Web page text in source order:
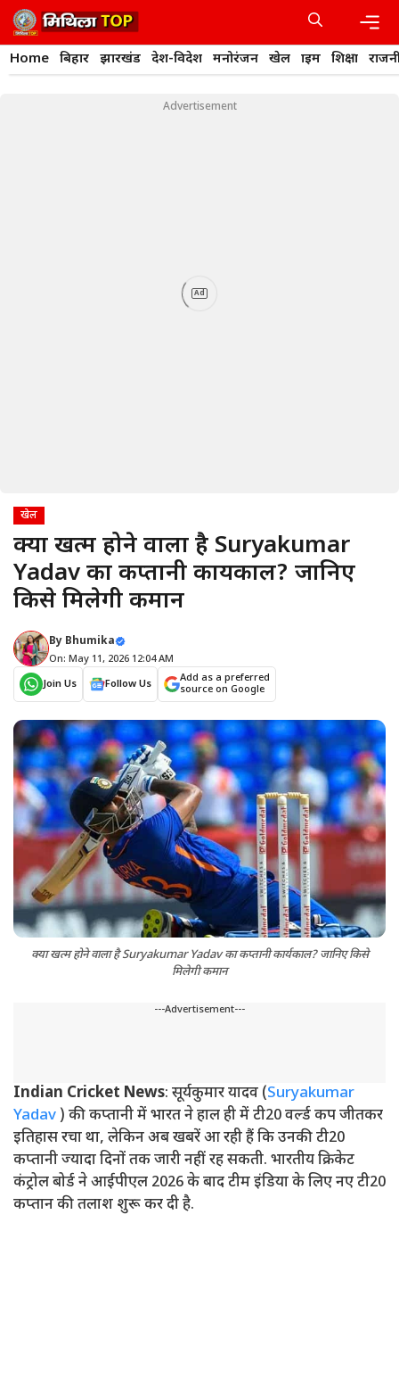
Skip
to
content
Home बिहार झारखंड देश-विदेश मनोरंजन खेल क्राइम शिक्षा
Advertisement
Ad
खेल
क्या खत्म होने वाला है Suryakumar
Yadav का कप्तानी कार्यकाल? जानिए
किसे मिलेगी कमान
By Bhumika
On: May 11, 2026 12:04 AM
Join Us
Follow Us
Add as a preferred
source on Google
क्या खत्म होने वाला है Suryakumar Yadav का कप्तानी कार्यकाल? जानिए किसे
मिलेगी कमान
---Advertisement---
Indian Cricket News: सूर्यकुमार यादव (Suryakumar
Yadav ) की कप्तानी में भारत ने हाल ही में टी20 वर्ल्ड कप जीतकर
इतिहास रचा था, लेकिन अब खबरें आ रही हैं कि उनकी टी20
कप्तानी ज्यादा दिनों तक जारी नहीं रह सकती. भारतीय क्रिकेट
कंट्रोल बोर्ड ने आईपीएल 2026 के बाद टीम इंडिया के लिए नए टी20
कप्तान की तलाश शुरू कर दी है.